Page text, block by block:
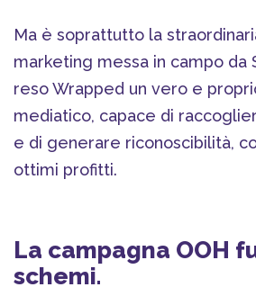
Ma è soprattutto la
marketing messa in campo da
reso Wrapped un vero e
mediatico, capace di
e di generare riconoscibilità,
ottimi profitti.
La campagna OOH
schemi.